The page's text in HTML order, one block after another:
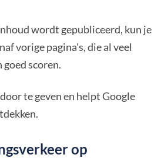
wordt gepubliceerd, kun je
vorige pagina's, die al veel
goed scoren.
te geven en helpt Google
op